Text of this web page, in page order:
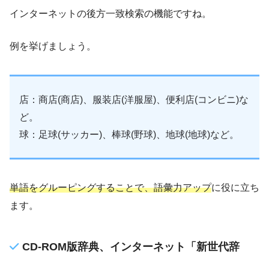
インターネットの後方一致検索の機能ですね。
例を挙げましょう。
店：商店(商店)、服装店(洋服屋)、便利店(コンビニ)な
ど。
球：足球(サッカー)、棒球(野球)、地球(地球)など。
単語をグルーピングすることで、語彙力アップに役に立ち
ます。
CD-ROM版辞典、インターネット「新世代辞